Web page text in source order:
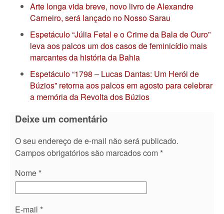
Arte longa vida breve, novo livro de Alexandre
Carneiro, será lançado no Nosso Sarau
Espetáculo “Júlia Fetal e o Crime da Bala de Ouro”
leva aos palcos um dos casos de feminicídio mais
marcantes da história da Bahia
Espetáculo “1798 – Lucas Dantas: Um Herói de
Búzios” retorna aos palcos em agosto para celebrar
a memória da Revolta dos Búzios
Deixe um comentário
O seu endereço de e-mail não será publicado.
Campos obrigatórios são marcados com *
Nome *
E-mail *